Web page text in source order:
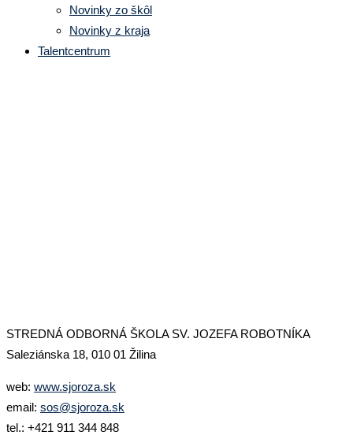
Novinky zo škôl
Novinky z kraja
Talentcentrum
STREDNÁ ODBORNÁ ŠKOLA SV. JOZEFA ROBOTNÍKA
Saleziánska 18, 010 01 Žilina
web: www.sjoroza.sk
email: sos@sjoroza.sk
tel.: +421 911 344 848